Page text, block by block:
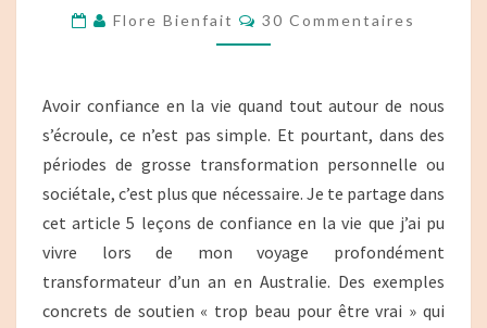
:
5
VÉCUES
EN
AUSTRALIE
Flore Bienfait Commentaires
30 Commentaires
Avoir confiance en la vie quand tout autour de nous
s’écroule, ce n’est pas simple. Et pourtant, dans des
périodes de grosse transformation personnelle ou
sociétale, c’est plus que nécessaire. Je te partage dans
cet article 5 leçons de confiance en la vie que j’ai pu
vivre lors de mon voyage profondément
transformateur d’un an en Australie. Des exemples
concrets de soutien « trop beau pour être vrai » qui